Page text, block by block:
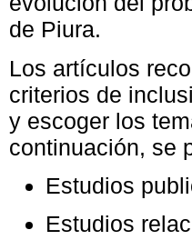
de Piura.
Los artículos
criterios de
y escoger los
continuación, se
Estudios
Estudios